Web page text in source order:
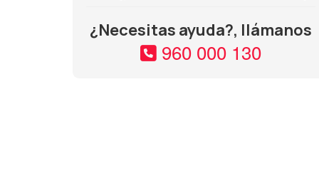
¿Necesitas ayuda?, llámanos
960 000 130